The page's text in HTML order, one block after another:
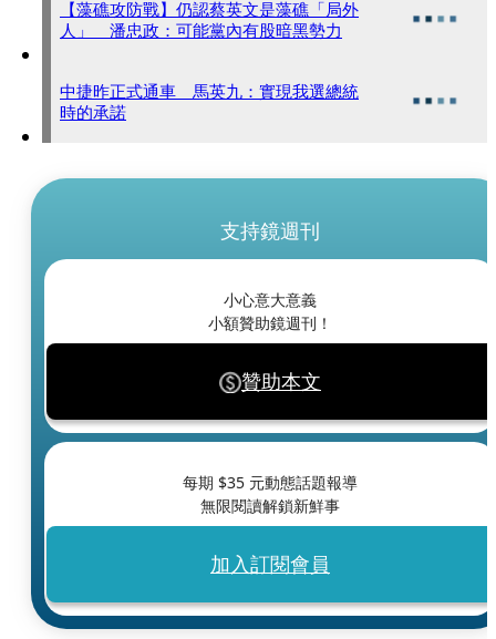
【藻礁攻防戰】仍認蔡英文是藻礁「局外
人」 潘忠政：可能黨內有股暗黑勢力
中捷昨正式通車 馬英九：實現我選總統
時的承諾
支持鏡週刊
小心意大意義
小額贊助鏡週刊！
贊助本文
每期 $35 元動態話題報導
無限閱讀解鎖新鮮事
加入訂閱會員